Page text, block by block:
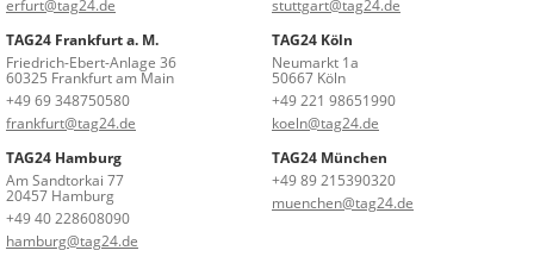
erfurt@tag24.de
stuttgart@tag24.de
TAG24 Frankfurt a. M.
Friedrich-Ebert-Anlage 36
60325 Frankfurt am Main
+49 69 348750580
frankfurt@tag24.de
TAG24 Köln
Neumarkt 1a
50667 Köln
+49 221 98651990
koeln@tag24.de
TAG24 Hamburg
Am Sandtorkai 77
20457 Hamburg
+49 40 228608090
hamburg@tag24.de
TAG24 München
+49 89 215390320
muenchen@tag24.de